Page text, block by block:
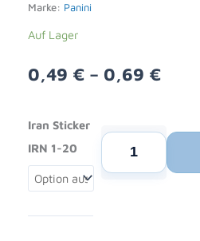
Marke: Panini
Auf Lager
0,49 € – 0,69 €
Iran Sticker
IRN 1-20
Panini
Alternative: